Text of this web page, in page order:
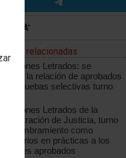
relacionadas
Letrados: se
la relación de aprobados
las pruebas selectivas turno
Letrados de la
de Justicia, turno
nombramiento como
en prácticas a los
aprobados